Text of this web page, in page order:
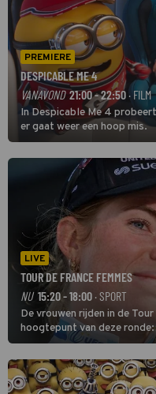
PREMIERE
DESPICABLE ME 4
VANAVOND 21:00 - 22:50 · FILM
In Despicable Me 4
er gaat weer een hoop mis.
LIVE
TOUR DE FRANCE FEMMES
NU 15:20 - 18:00 · SPORT
De vrouwen rijden in de
hoogtepunt van deze
finishten de vrouwen voor
buitencategorie. De